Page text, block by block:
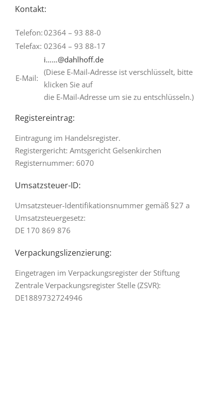
Kontakt:
Telefon:02364 – 93 88-0
Telefax: 02364 – 93 88-17
E-Mail:
i……@dahlhoff.de
(Diese E-Mail-Adresse ist verschlüsselt, bitte
klicken Sie auf
die E-Mail-Adresse um sie zu entschlüsseln.)
Registereintrag:
Eintragung im Handelsregister.
Registergericht: Amtsgericht Gelsenkirchen
Registernummer: 6070
Umsatzsteuer-ID:
Umsatzsteuer-Identifikationsnummer gemäß §27 a
Umsatzsteuergesetz:
DE 170 869 876
Verpackungslizenzierung:
Eingetragen im Verpackungsregister der Stiftung
Zentrale Verpackungsregister Stelle (ZSVR):
DE1889732724946